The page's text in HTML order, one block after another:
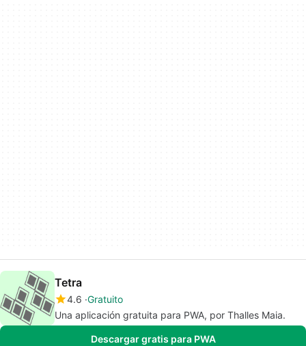
Tetra
4.6 Gratuito
Una aplicación gratuita para PWA, por Thalles Maia.
Descargar gratis para PWA